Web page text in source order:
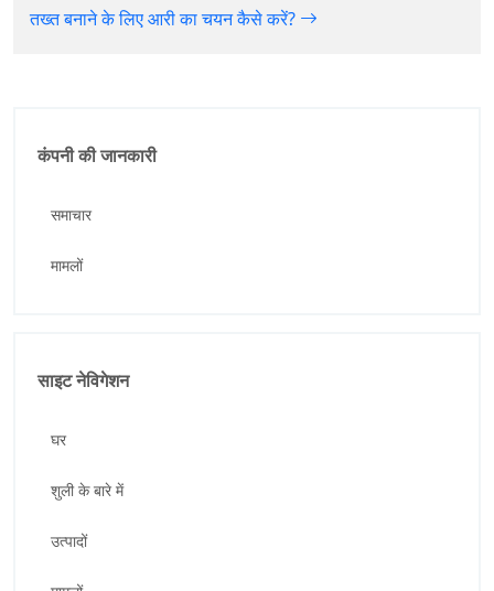
कंपनी की जानकारी
समाचार
मामलों
साइट नेविगेशन
घर
शुली के बारे में
उत्पादों
तख्त बनाने के लिए आरी का चयन कैसे करें?